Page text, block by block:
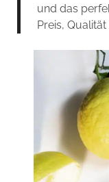
und das
Preis,